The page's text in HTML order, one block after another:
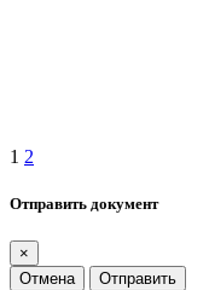
1 2
Отправить документ
×
Отмена
Отправить